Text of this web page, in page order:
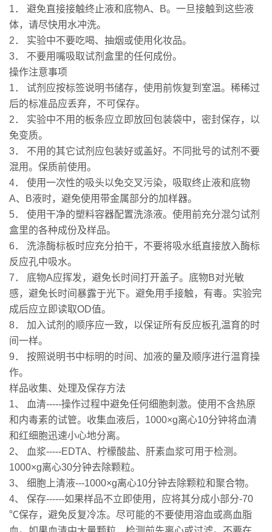
1． 避免直接接触终止液和底物A、B。一旦接触到这些液
体，请尽快用水冲洗。
2． 实验中不要吃喝、抽烟或使用化妆品。
3． 不要用嘴吸取试剂盒里的任何成份。
操作注意事项
1． 试剂应按标签说明书储存，使用前恢复到室温。稀稀过
后的标准品应丢弃，不可保存。
2． 实验中不用的板条应立即放回包装袋中，密封保存，以
免变质。
3． 不用的其它试剂应包装好或盖好。不同批号的试剂不要
混用。保质前使用。
4． 使用一次性的吸头以免交叉污染，吸取终止液和底物
A、B液时，避免使用带金属部分的加样器。
5． 使用干净的塑料容器配置洗涤液。使用前充分混匀试剂
盒里的各种成份及样品。
6． 洗涤酶标板时应充分拍干，不要将吸水纸直接放入酶标
反应孔中吸水。
7． 底物A应挥发，避免长时间打开盖子。底物B对光敏
感，避免长时间暴露于光下。避免用手接触，有毒。实验完
成后应立即读取OD值。
8． 加入试剂的顺序应一致，以保证所有反应板孔温育的时
间一样。
9． 按照说明书中标明的时间、加液的量及顺序进行温育操
作。
样品收集、处理及保存方法
1、 血清-----操作过程中避免任何细胞刺激。使用不含热原
和内毒素的试管。收集血液后，1000×g离心10分钟将血清
和红细胞迅速小心地分离。
2、 血浆-----EDTA、柠檬酸盐、肝素血浆可用于检测。
1000×g离心30分钟去除颗粒。
3、 细胞上清液---1000×g离心10分钟去除颗粒和聚合物。
4、 保存------如果样品不立即使用，应将其分成小部分-70
℃保存，避免反复冷冻。尽可能的不要使用溶血或高血脂